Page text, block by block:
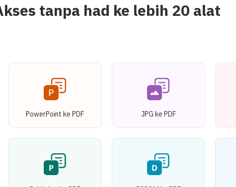
tanpa had ke lebih 20 alat
PowerPoint ke PDF JPG ke PDF